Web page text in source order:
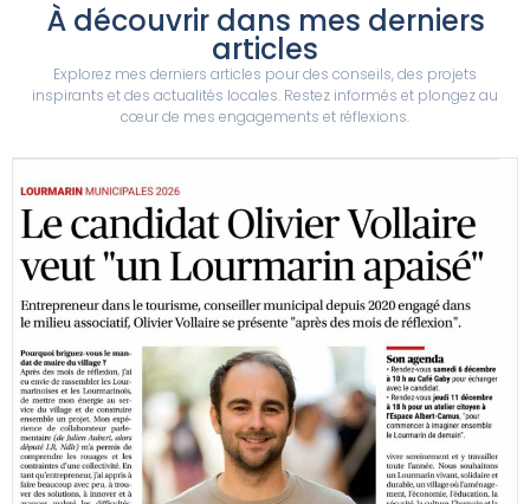
À découvrir dans mes derniers
articles
Explorez mes derniers articles pour des conseils, des projets
inspirants et des actualités locales. Restez informés et plongez au
cœur de mes engagements et réflexions.